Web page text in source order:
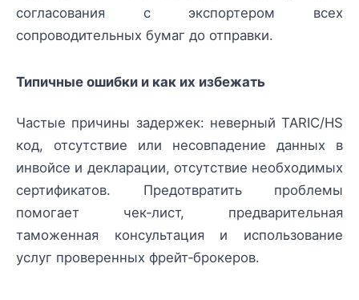
согласования с экспортером всех
сопроводительных бумаг до отправки.
Типичные ошибки и как их избежать
Частые причины задержек: неверный TARIC/HS
код, отсутствие или несовпадение данных в
инвойсе и декларации, отсутствие необходимых
сертификатов. Предотвратить проблемы
помогает чек‑лист, предварительная
таможенная консультация и использование
услуг проверенных фрейт‑брокеров.